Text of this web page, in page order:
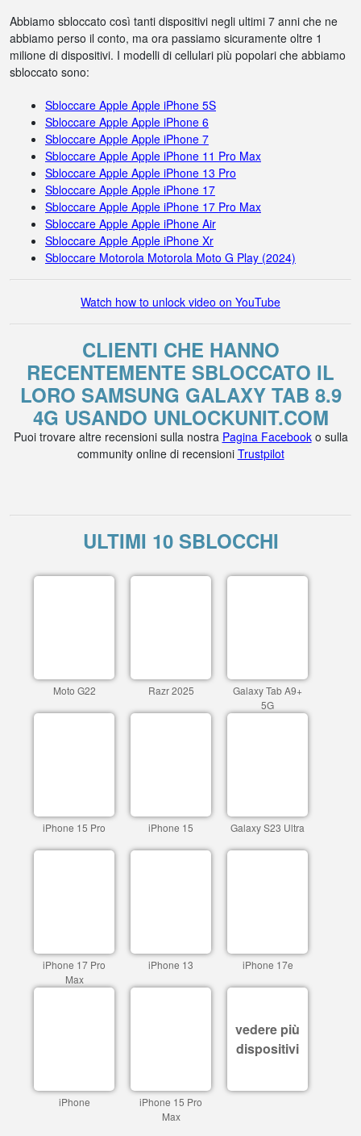
Abbiamo sbloccato così tanti dispositivi negli ultimi 7 anni che ne
abbiamo perso il conto, ma ora passiamo sicuramente oltre 1
milione di dispositivi. I modelli di cellulari più popolari che abbiamo
sbloccato sono:
Sbloccare Apple Apple iPhone 5S
Sbloccare Apple Apple iPhone 6
Sbloccare Apple Apple iPhone 7
Sbloccare Apple Apple iPhone 11 Pro Max
Sbloccare Apple Apple iPhone 13 Pro
Sbloccare Apple Apple iPhone 17
Sbloccare Apple Apple iPhone 17 Pro Max
Sbloccare Apple Apple iPhone Air
Sbloccare Apple Apple iPhone Xr
Sbloccare Motorola Motorola Moto G Play (2024)
Watch how to unlock video on YouTube
CLIENTI CHE HANNO
RECENTEMENTE SBLOCCATO IL
LORO SAMSUNG GALAXY TAB 8.9
4G USANDO UNLOCKUNIT.COM
Puoi trovare altre recensioni sulla nostra Pagina Facebooko sulla
community online di recensioni Trustpilot
ULTIMI 10 SBLOCCHI
Moto G22 Razr 2025
Galaxy Tab A9+
5G
iPhone 15 Pro iPhone 15 Galaxy S23 Ultra
iPhone 17 Pro
Max
iPhone 13 iPhone 17e
iPhone
iPhone 15 Pro
Max
vedere più
dispositivi